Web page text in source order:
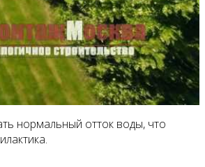
нормальный отток воды, что